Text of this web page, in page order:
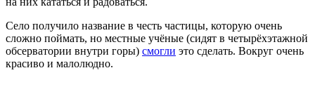
Село получило название в честь частицы, которую очень
сложно поймать, но местные учёные (сидят в четырёхэтажной
обсерватории внутри горы) смогли это сделать. Вокруг очень
красиво и малолюдно.